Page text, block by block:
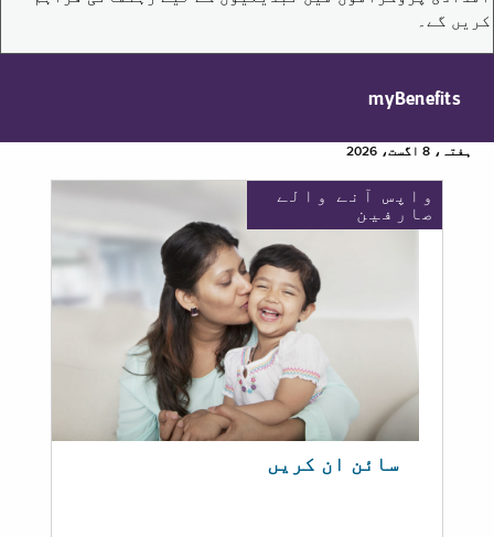
کریں گے۔
myBenefits
ہفتہ، 8 اگست، 2026
واپس آنے والے
صارفین
سائن ان کریں